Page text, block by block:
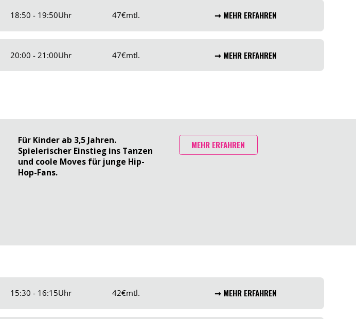
18:50 - 19:50Uhr 47€mtl. ➞ MEHR ERFAHREN
20:00 - 21:00Uhr 47€mtl. ➞ MEHR ERFAHREN
Für Kinder ab 3,5 Jahren.
Spielerischer Einstieg ins Tanzen
und coole Moves für junge Hip-
Hop-Fans.
MEHR ERFAHREN
15:30 - 16:15Uhr 42€mtl. ➞ MEHR ERFAHREN